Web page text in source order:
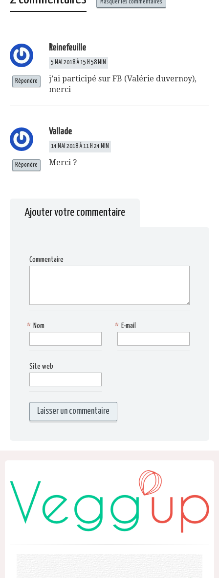
Masquer les commentaires
Reinefeuille
5 MAI 2018 À 15 H 58 MIN
j’ai participé sur FB (Valérie duvernoy),
merci
Répondre
Vallade
14 MAI 2018 À 11 H 24 MIN
Merci ?
Répondre
Ajouter votre commentaire
Commentaire
Nom
* E-mail
*
Site web